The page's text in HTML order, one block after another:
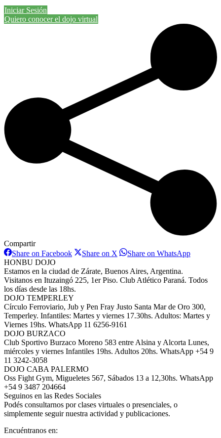
Iniciar Sesión
Quiero conocer el dojo virtual
Compartir
Share on FacebookShare
Facebook
Share on X Share
X
Share on WhatsAppShare
HONBU DOJO
Estamos en la ciudad de Zárate, Buenos Aires, Argentina.
Visitanos en Ituzaingó 225, 1er Piso. Club Atlético Paraná. Todos
los días desde las 18hs.
DOJO TEMPERLEY
Círculo Ferroviario, Jub y Pen Fray Justo Santa Mar de Oro 300,
Temperley. Infantiles: Martes y viernes 17.30hs. Adultos: Martes y
Viernes 19hs. WhatsApp 11 6256-9161
DOJO BURZACO
Club Sportivo Burzaco Moreno 583 entre Alsina y Alcorta Lunes,
miércoles y viernes Infantiles 19hs. Adultos 20hs. WhatsApp +54 9
11 3242-3058
DOJO CABA PALERMO
Oss Fight Gym, Migueletes 567, Sábados 13 a 12,30hs. WhatsApp
+54 9 3487 204664
Seguinos en las Redes Sociales
Podés consultarnos por clases virtuales o presenciales, o
simplemente seguir nuestra actividad y publicaciones.
Encuéntranos en: